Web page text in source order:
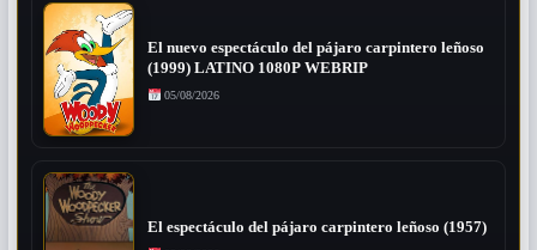
El nuevo espectáculo del pájaro carpintero leñoso
(1999) LATINO 1080P WEBRIP
05/08/2026
El espectáculo del pájaro carpintero leñoso (1957)